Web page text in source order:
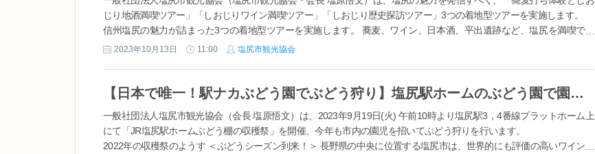
じり地酒満喫ツアー」「しおじりワイン満喫ツアー」「しおじり歴史探訪ツアー」3つの着地型ツアーを実施します。
信州塩尻の魅力が詰まった3つの着地型ツアーを実施します。 蕎麦、ワイン、日本酒、平出遺跡など、塩尻を満喫でき
るツアーとなっております。 10/28(土) 『蕎麦打ち体験としおじり地酒満喫ツアー』 そば切り発祥の地と言われている
2023年10月13日 11:00 塩尻市観光協会
【日本で唯一！駅ナカぶどう園でぶどう狩り】塩尻駅ホームのぶどう園で園児と一緒に収穫祭を行います。
一般社団法人塩尻市観光協会（会長 塩原悟文）は、2023年9月19日(火) 午前10時より塩尻駅3，4番線プラットホーム上
にて「JR塩尻駅ホームぶどう棚の収穫祭」を開催、今年も市内の園児を招いてぶどう狩りを行います。
2022年の収穫祭のようす ＜ぶどうシーズン到来！＞ 長野県の中央に位置する塩尻市は、世界的にも評価の高いワイン用